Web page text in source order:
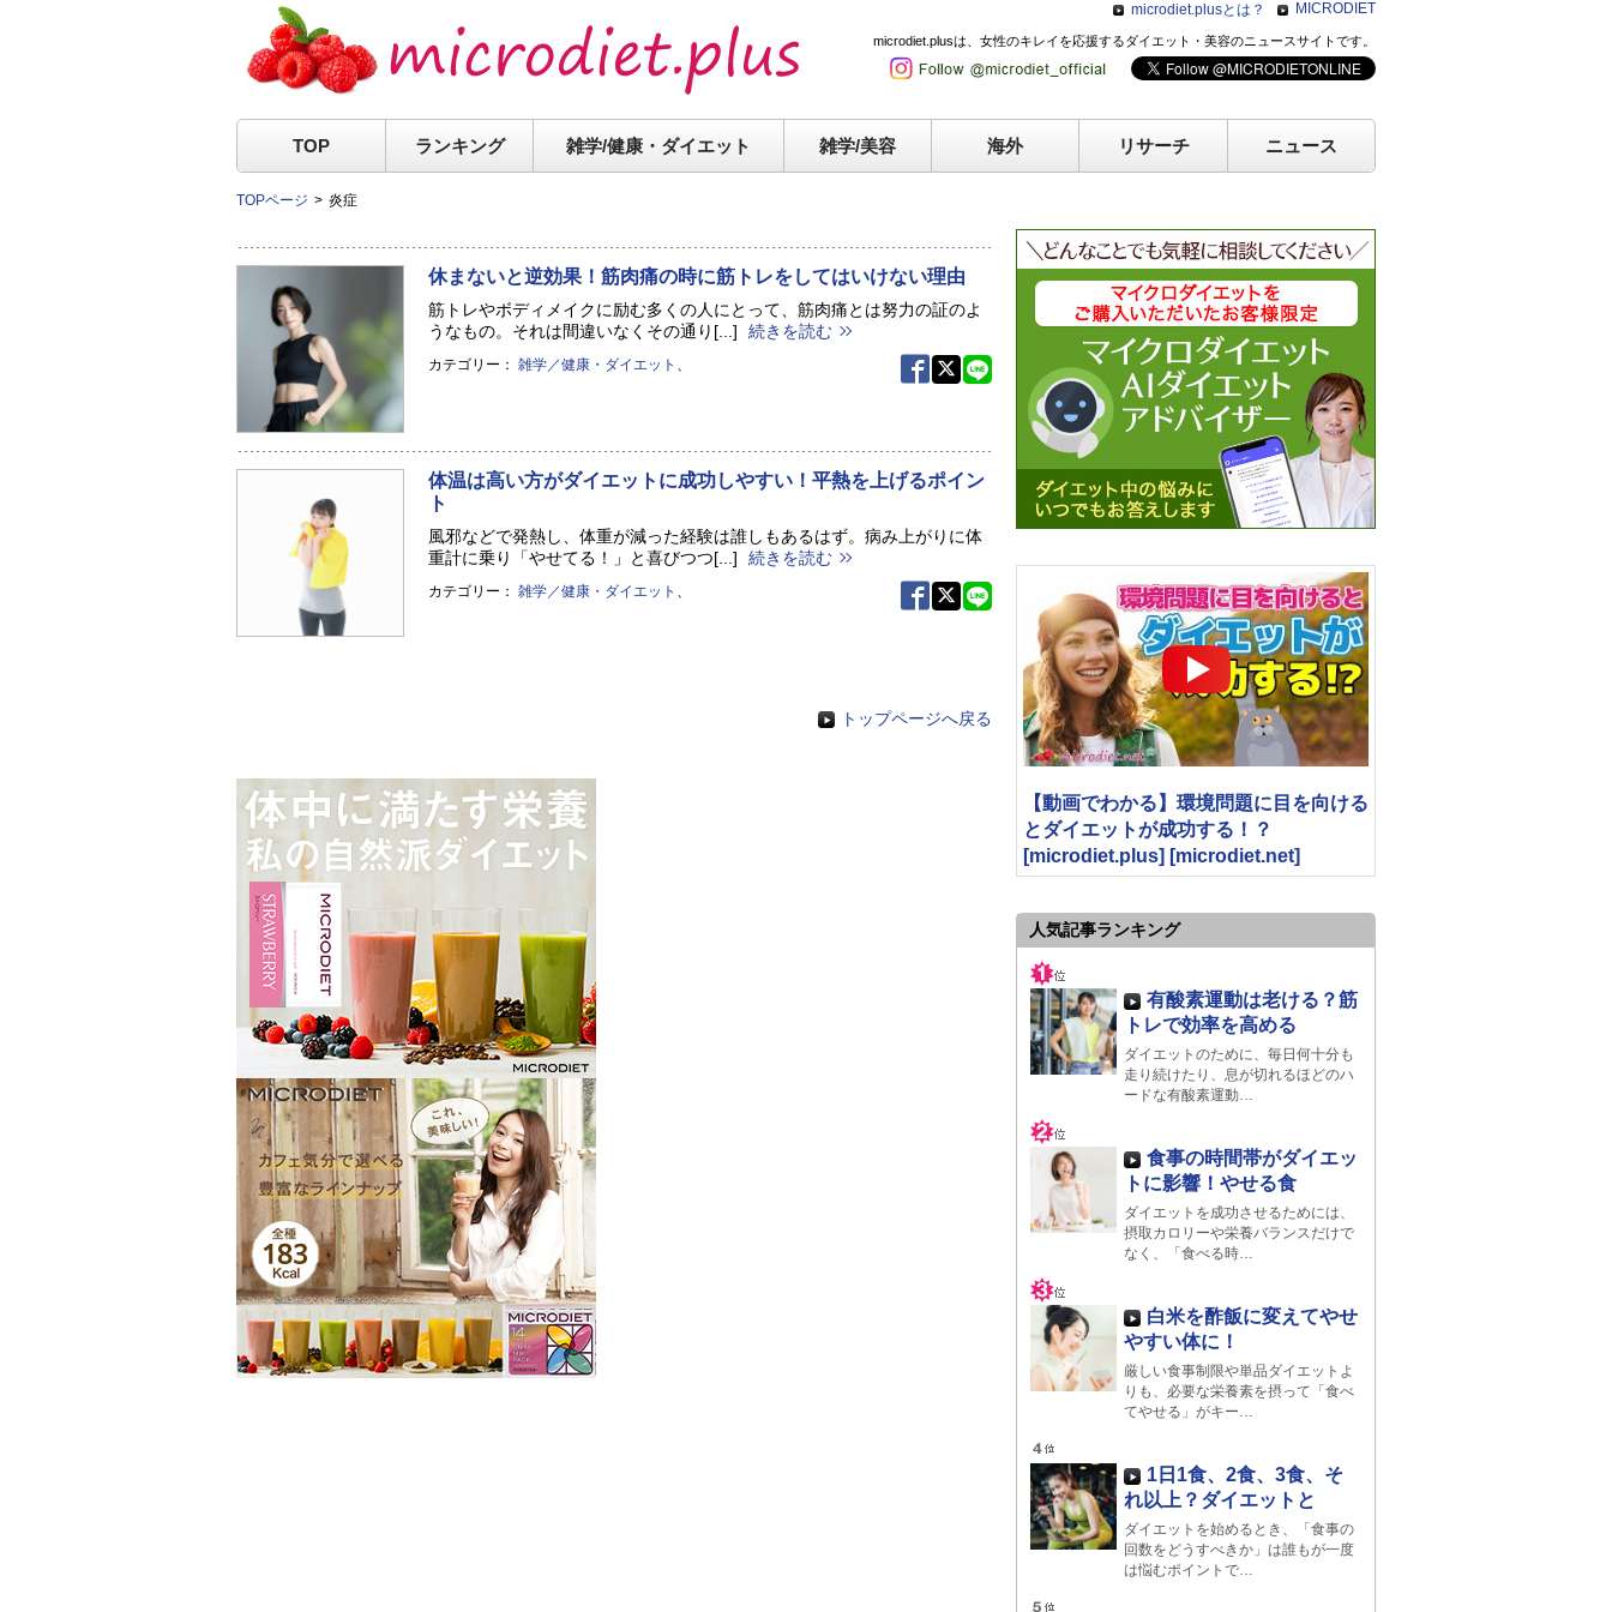
microdiet.plusとは？ MICRODIET
microdiet.plusは、女性のキレイを応援するダイエット・美容のニュースサイトです。
TOP ランキング 雑学/健康・ ダイエット 雑学/美容 海外 リサーチ ニュース
TOPページ 炎症
休まないと逆効果！筋肉痛の時に筋トレをしてはいけない理由
筋トレやボディメイクに励む多くの人にとって、筋肉痛とは努力の証のよ
うなもの。それは間違いなくその通り[...]
続きを読む
カテゴリー：雑学／健康・ダイエット 、
体温は高い方がダイエットに成功しやすい！平熱を上げるポイン
ト
風邪などで発熱し、体重が減った経験は誰しもあるはず。病み上がりに体
重計に乗り「やせてる！」と喜びつつ[...]
続きを読む
カテゴリー：雑学／健康・ダイエット 、
トップページへ戻る
【動画でわかる】環境問題に目を向ける
とダイエットが成功する！？
[microdiet.plus] [microdiet.net]
人気記事ランキング
有酸素運動は老ける？筋
トレで効率を高める
ダイエットのために、毎日何十分も
走り続けたり、息が切れるほどのハ
ードな有酸素運動…
食事の時間帯がダイエッ
トに影響！やせる食
ダイエットを成功させるためには、
摂取カロリーや栄養バランスだけで
なく、「食べる時…
白米を酢飯に変えてやせ
やすい体に！
厳しい食事制限や単品ダイエットよ
りも、必要な栄養素を摂って「食べ
てやせる」がキー…
1日1食、2食、3食、そ
れ以上？ダイエットと
ダイエットを始めるとき、「食事の
回数をどうすべきか」は誰もが一度
は悩むポイントで…